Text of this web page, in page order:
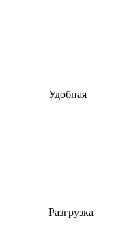
Удобная
Разгрузка